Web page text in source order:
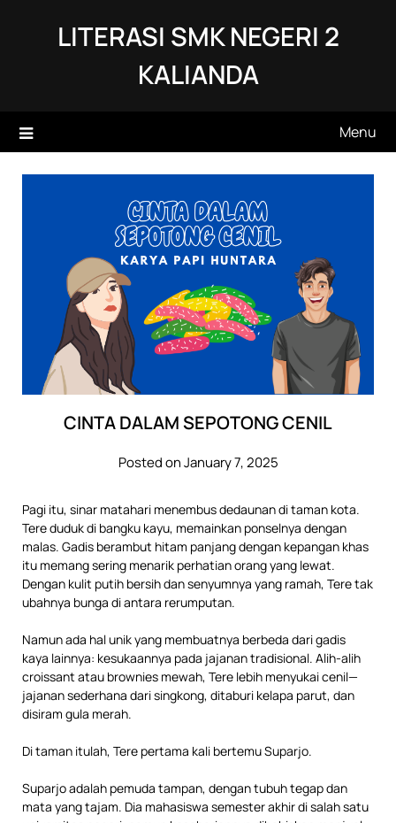
LITERASI SMK NEGERI 2
KALIANDA
Menu
CINTA DALAM SEPOTONG CENIL
Posted on January 7, 2025
Pagi itu, sinar matahari menembus dedaunan di taman kota.
Tere duduk di bangku kayu, memainkan ponselnya dengan
malas. Gadis berambut hitam panjang dengan kepangan khas
itu memang sering menarik perhatian orang yang lewat.
Dengan kulit putih bersih dan senyumnya yang ramah, Tere tak
ubahnya bunga di antara rerumputan.
Namun ada hal unik yang membuatnya berbeda dari gadis
kaya lainnya: kesukaannya pada jajanan tradisional. Alih-alih
croissant atau brownies mewah, Tere lebih menyukai cenil—
jajanan sederhana dari singkong, ditaburi kelapa parut, dan
disiram gula merah.
Di taman itulah, Tere pertama kali bertemu Suparjo.
Suparjo adalah pemuda tampan, dengan tubuh tegap dan
mata yang tajam. Dia mahasiswa semester akhir di salah satu